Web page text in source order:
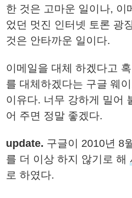
한 것은 고마운 일이나, 이
었던 멋진 인터넷 토론 광
것은 안타까운 일이다.
이메일을 대체 하겠다고
를 대체하겠다는 구글 웨
이유다. 너무 강하게 밀어
어 주면 정말 좋겠다.
update. 구글이 2010년 8
를 더 이상 하지 않기로 해
로 하였다.